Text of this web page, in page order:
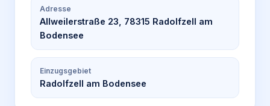
Adresse
Allweilerstraße 23, 78315 Radolfzell am
Bodensee
Einzugsgebiet
Radolfzell am Bodensee